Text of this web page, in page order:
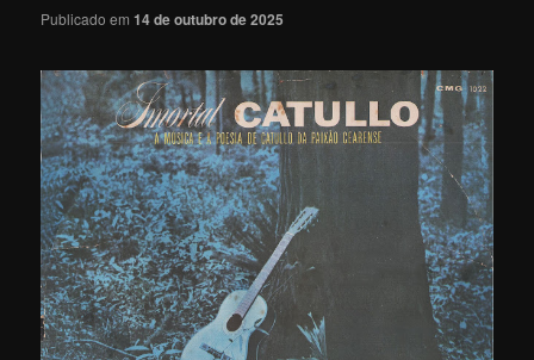
Publicado em14 de outubro de 2025